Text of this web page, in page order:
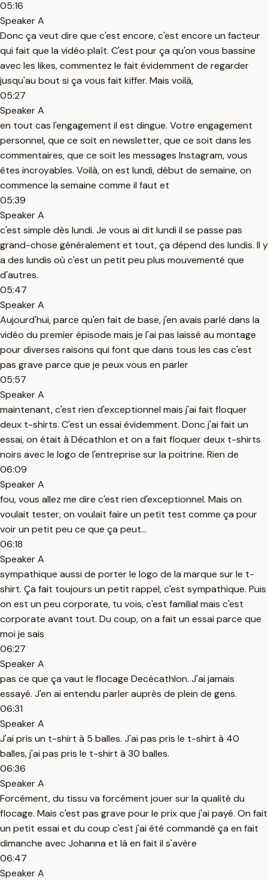
05:16
Speaker A
Donc ça veut dire que c'est encore, c'est encore un facteur
qui fait que la vidéo plaît. C'est pour ça qu'on vous bassine
avec les likes, commentez le fait évidemment de regarder
jusqu'au bout si ça vous fait kiffer. Mais voilà,
05:27
Speaker A
en tout cas l'engagement il est dingue. Votre engagement
personnel, que ce soit en newsletter, que ce soit dans les
commentaires, que ce soit les messages Instagram, vous
êtes incroyables. Voilà, on est lundi, début de semaine, on
commence la semaine comme il faut et
05:39
Speaker A
c'est simple dès lundi. Je vous ai dit lundi il se passe pas
grand-chose généralement et tout, ça dépend des lundis. Il y
a des lundis où c'est un petit peu plus mouvementé que
d'autres.
05:47
Speaker A
Aujourd'hui, parce qu'en fait de base, j'en avais parlé dans la
vidéo du premier épisode mais je l'ai pas laissé au montage
pour diverses raisons qui font que dans tous les cas c'est
pas grave parce que je peux vous en parler
05:57
Speaker A
maintenant, c'est rien d'exceptionnel mais j'ai fait floquer
deux t-shirts. C'est un essai évidemment. Donc j'ai fait un
essai, on était à Décathlon et on a fait floquer deux t-shirts
noirs avec le logo de l'entreprise sur la poitrine. Rien de
06:09
Speaker A
fou, vous allez me dire c'est rien d'exceptionnel. Mais on
voulait tester, on voulait faire un petit test comme ça pour
voir un petit peu ce que ça peut...
06:18
Speaker A
sympathique aussi de porter le logo de la marque sur le t-
shirt. Ça fait toujours un petit rappel, c'est sympathique. Puis
on est un peu corporate, tu vois, c'est familial mais c'est
corporate avant tout. Du coup, on a fait un essai parce que
moi je sais
06:27
Speaker A
pas ce que ça vaut le flocage Decécathlon. J'ai jamais
essayé. J'en ai entendu parler auprès de plein de gens.
06:31
Speaker A
J'ai pris un t-shirt à 5 balles. J'ai pas pris le t-shirt à 40
balles, j'ai pas pris le t-shirt à 30 balles.
06:36
Speaker A
Forcément, du tissu va forcément jouer sur la qualité du
flocage. Mais c'est pas grave pour le prix que j'ai payé. On fait
un petit essai et du coup c'est j'ai été commandé ça en fait
dimanche avec Johanna et là en fait il s'avère
06:47
Speaker A